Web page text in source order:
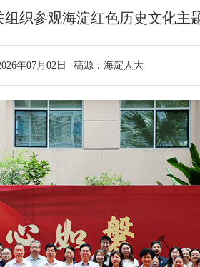
组织参观海淀红色历史文化主
年07月02日 稿源： 海淀人大